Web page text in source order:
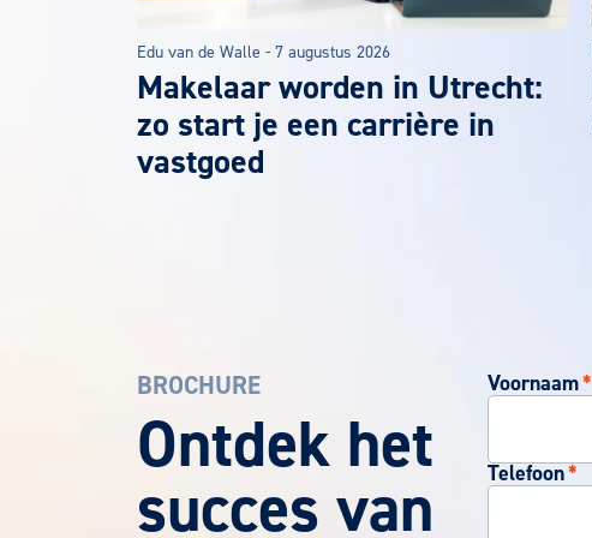
Edu van de Walle - 7 augustus 2026
Makelaar worden in Utrecht:
zo start je een carrière in
vastgoed
EuroCollege Brochure aanvragen
BROCHURE
Ontdek het
succes van
Voornaam*
Telefoon*